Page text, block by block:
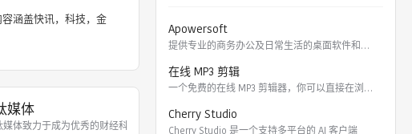
涵盖快讯，科技，金
影
媒体
媒体致力于成为优秀的财经科技信息服务平台，形成了
Apowersoft
提供专业的商务办公及日常生活的桌面软件和在线应用。 软件涵盖
在线 MP3 剪辑
一个免费的在线 MP3 剪辑器，你可以直接在浏览器里剪切，裁
Cherry Studio
Cherry Studio 是一个支持多平台的 AI 客户端